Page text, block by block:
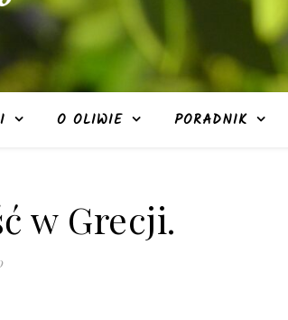
O OLIWIE PORADNIK
w Grecji.